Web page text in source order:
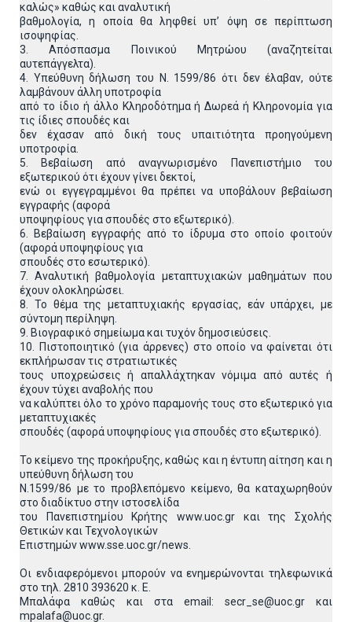
καλώς» καθώς και αναλυτική
βαθμολογία, η οποία θα ληφθεί υπ’ όψη σε περίπτωση
ισοψηφίας.
3. Απόσπασμα Ποινικού Μητρώου (αναζητείται
αυτεπάγγελτα).
4. Υπεύθυνη δήλωση του Ν. 1599/86 ότι δεν έλαβαν, ούτε
λαμβάνουν άλλη υποτροφία
από το ίδιο ή άλλο Κληροδότημα ή Δωρεά ή Κληρονομία για
τις ίδιες σπουδές και
δεν έχασαν από δική τους υπαιτιότητα προηγούμενη
υποτροφία.
5. Βεβαίωση από αναγνωρισμένο Πανεπιστήμιο του
εξωτερικού ότι έχουν γίνει δεκτοί,
ενώ οι εγγεγραμμένοι θα πρέπει να υποβάλουν βεβαίωση
εγγραφής (αφορά
υποψηφίους για σπουδές στο εξωτερικό).
6. Βεβαίωση εγγραφής από το ίδρυμα στο οποίο φοιτούν
(αφορά υποψηφίους για
σπουδές στο εσωτερικό).
7. Αναλυτική βαθμολογία μεταπτυχιακών μαθημάτων που
έχουν ολοκληρώσει.
8. Το θέμα της μεταπτυχιακής εργασίας, εάν υπάρχει, με
σύντομη περίληψη.
9. Βιογραφικό σημείωμα και τυχόν δημοσιεύσεις.
10. Πιστοποιητικό (για άρρενες) στο οποίο να φαίνεται ότι
εκπλήρωσαν τις στρατιωτικές
τους υποχρεώσεις ή απαλλάχτηκαν νόμιμα από αυτές ή
έχουν τύχει αναβολής που
να καλύπτει όλο το χρόνο παραμονής τους στο εξωτερικό για
μεταπτυχιακές
σπουδές (αφορά υποψηφίους για σπουδές στο εξωτερικό).
Το κείμενο της προκήρυξης, καθώς και η έντυπη αίτηση και η
υπεύθυνη δήλωση του
Ν.1599/86 με το προβλεπόμενο κείμενο, θα καταχωρηθούν
στο διαδίκτυο στην ιστοσελίδα
του Πανεπιστημίου Κρήτης www.uoc.gr και της Σχολής
Θετικών και Τεχνολογικών
Επιστημών www.sse.uoc.gr/news.
Οι ενδιαφερόμενοι μπορούν να ενημερώνονται τηλεφωνικά
στο τηλ. 2810 393620 κ. Ε.
Μπαλάφα καθώς και στα email: secr_se@uoc.gr και
mpalafa@uoc.gr.